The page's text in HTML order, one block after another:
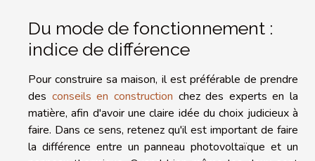
Du mode de fonctionnement :
indice de différence
Pour construire sa maison, il est préférable de prendre
des conseils en construction chez des experts en la
matière, afin d'avoir une claire idée du choix judicieux à
faire. Dans ce sens, retenez qu'il est important de faire
la différence entre un panneau photovoltaïque et un